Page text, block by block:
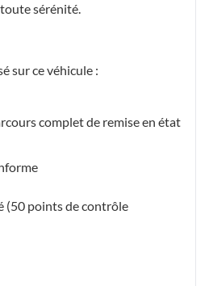
sérénité.
sur ce véhicule :
complet de remise en état
(50 points de contrôle